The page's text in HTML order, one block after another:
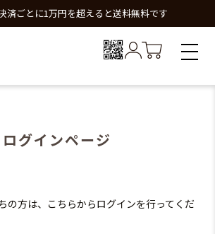
済ごとに1万円を超えると送料無料です
ログインページ
の方は、こちらからログインを行ってくだ